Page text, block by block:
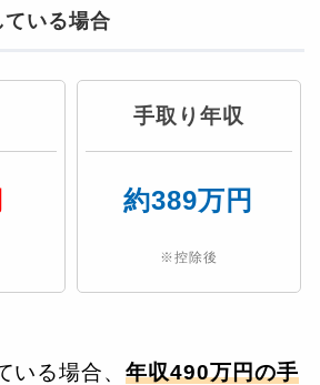
いる場合
手取り年収
約389万円
※控除後
いる場合、年収490万円の手